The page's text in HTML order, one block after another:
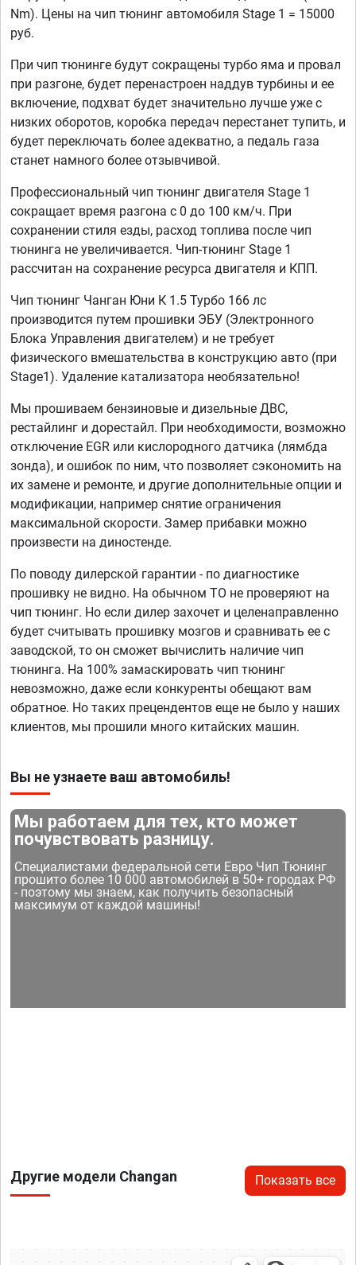
Nm). Цены на чип тюнинг автомобиля Stage 1 = 15000
руб.
При чип тюнинге будут сокращены турбо яма и провал
при разгоне, будет перенастроен наддув турбины и ее
включение, подхват будет значительно лучше уже с
низких оборотов, коробка передач перестанет тупить, и
будет переключать более адекватно, а педаль газа
станет намного более отзывчивой.
Профессиональный чип тюнинг двигателя Stage 1
сокращает время разгона с 0 до 100 км/ч. При
сохранении стиля езды, расход топлива после чип
тюнинга не увеличивается. Чип-тюнинг Stage 1
рассчитан на сохранение ресурса двигателя и КПП.
Чип тюнинг Чанган Юни К 1.5 Турбо 166 лс
производится путем прошивки ЭБУ (Электронного
Блока Управления двигателем) и не требует
физического вмешательства в конструкцию авто (при
Stage1). Удаление катализатора необязательно!
Мы прошиваем бензиновые и дизельные ДВС,
рестайлинг и дорестайл. При необходимости, возможно
отключение EGR или кислородного датчика (лямбда
зонда), и ошибок по ним, что позволяет сэкономить на
их замене и ремонте, и другие дополнительные опции и
модификации, например снятие ограничения
максимальной скорости. Замер прибавки можно
произвести на диностенде.
По поводу дилерской гарантии - по диагностике
прошивку не видно. На обычном ТО не проверяют на
чип тюнинг. Но если дилер захочет и целенаправленно
будет считывать прошивку мозгов и сравнивать ее с
заводской, то он сможет вычислить наличие чип
тюнинга. На 100% замаскировать чип тюнинг
невозможно, даже если конкуренты обещают вам
обратное. Но таких прецендентов еще не было у наших
клиентов, мы прошили много китайских машин.
Вы не узнаете ваш автомобиль!
Мы работаем для тех, кто может
почувствовать разницу.
Специалистами федеральной сети Евро Чип Тюнинг
прошито более 10 000 автомобилей в 50+ городах РФ
- поэтому мы знаем, как получить безопасный
максимум от каждой машины!
Другие модели Changan Показать все